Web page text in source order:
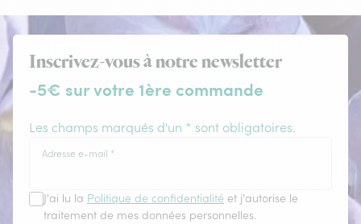
Inscrivez-vous à notre newsletter
-5€ sur votre 1ère commande
Les champs marqués d'un * sont obligatoires.
Adresse e-mail *
J'ai lu la Politique de confidentialité et j'autorise le
traitement de mes données personnelles.